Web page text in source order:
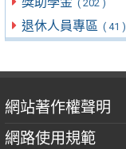
( 202 )
退休人員專區 ( 41 )
網站著作權聲明
網路使用規範